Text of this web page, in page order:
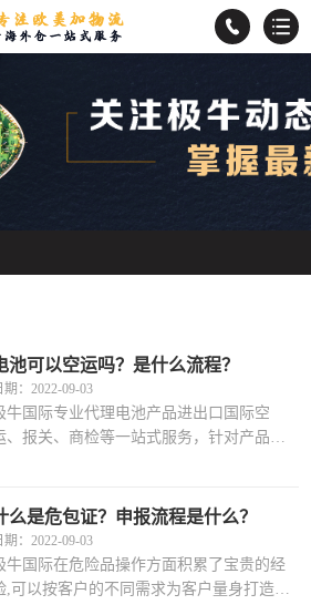
池可以空运吗？是什么流程？
期：2022-09-03
牛国际专业代理电池产品进出口国际空
、报关、商检等一站式服务，针对产品包
、燃料电池空
么是危包证？申报流程是什么？
期：2022-09-03
牛国际在危险品操作方面积累了宝贵的经
,可以按客户的不同需求为客户量身打造实